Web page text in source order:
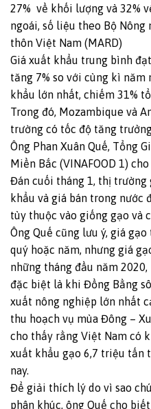
27% về khối lượng và 32%
ngoái, số liệu theo Bộ
thôn Việt Nam (MARD)
Giá xuất khẩu trung bình
tăng 7% so với cùng kì năm
khẩu lớn nhất, chiếm 31%
Trong đó, Mozambique và
trường có tốc độ tăng
Ông Phan Xuân Quế, Tổng
Miền Bắc (VINAFOOD 1)
Đán cuối tháng 1, thị trường
khẩu và giá bán trong nước
tùy thuộc vào giống gạo và
Ông Quế cũng lưu ý, giá
quý hoặc năm, nhưng giá
những tháng đầu năm
đặc biệt là khi Đồng Bằng
xuất nông nghiệp lớn nhất
thu hoạch vụ mùa Đông –
cho thấy rằng Việt Nam có
xuất khẩu gạo 6,7 triệu tấn
nay.
Để giải thích lý do vì sao
phân khúc, ông Quế cho